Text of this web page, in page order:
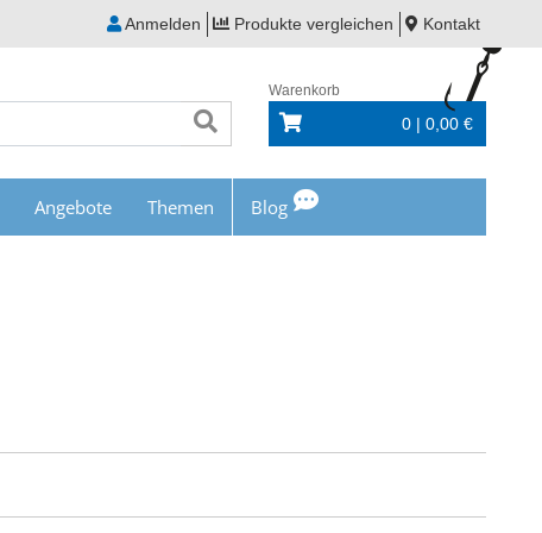
Anmelden Produkte vergleichen Kontakt
Warenkorb
0 | 0,00 €
Angebote Themen Blog